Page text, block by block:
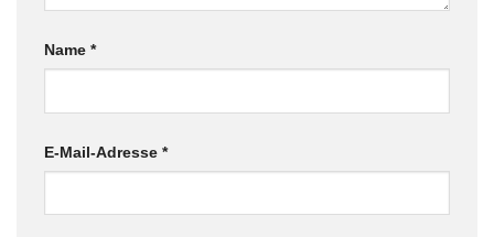
Name *
E-Mail-Adresse *